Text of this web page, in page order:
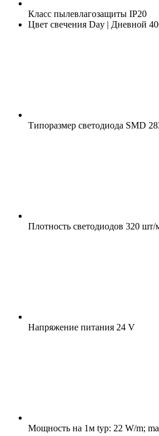
Класс пылевлагозащиты IP20
Цвет свечения Day | Дневной
Типоразмер светодиода SMD
Плотность светодиодов 320 шт/
Напряжение питания 24 V
Мощность на 1м typ: 22 W/m;